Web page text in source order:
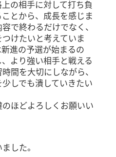
の相手に対して打ち負
とから、成長を感じま
で終わるだけでなく、
けたいと考えていま
進の予選が始まるの
より強い相手と戦える
間を大切にしながら、
しでも潰していきたい
ほどよろしくお願いい
した。